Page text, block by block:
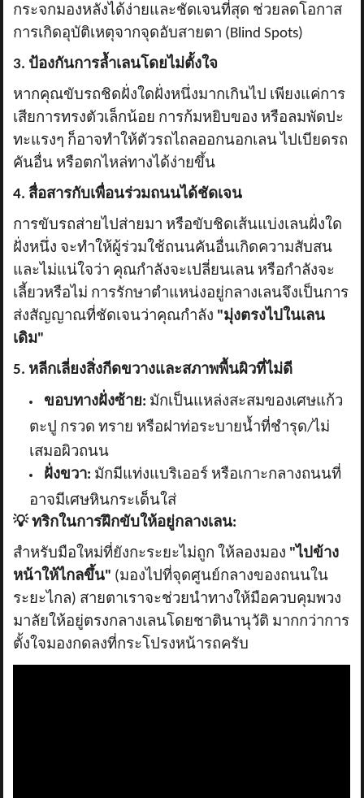
กระจกมองหลังได้ง่ายและชัดเจนที่สุด ช่วยลดโอกาส
การเกิดอุบัติเหตุจากจุดอับสายตา (Blind Spots)
3. ป้องกันการล้ำเลนโดยไม่ตั้งใจ
หากคุณขับรถชิดฝั่งใดฝั่งหนึ่งมากเกินไป เพียงแค่การ
เสียการทรงตัวเล็กน้อย การก้มหยิบของ หรือลมพัดปะ
ทะแรงๆ ก็อาจทำให้ตัวรถไถลออกนอกเลน ไปเบียดรถ
คันอื่น หรือตกไหล่ทางได้ง่ายขึ้น
4. สื่อสารกับเพื่อนร่วมถนนได้ชัดเจน
การขับรถส่ายไปส่ายมา หรือขับชิดเส้นแบ่งเลนฝั่งใด
ฝั่งหนึ่ง จะทำให้ผู้ร่วมใช้ถนนคันอื่นเกิดความสับสน
และไม่แน่ใจว่า คุณกำลังจะเปลี่ยนเลน หรือกำลังจะ
เลี้ยวหรือไม่ การรักษาตำแหน่งอยู่กลางเลนจึงเป็นการ
ส่งสัญญาณที่ชัดเจนว่าคุณกำลัง "มุ่งตรงไปในเลน
เดิม"
5. หลีกเลี่ยงสิ่งกีดขวางและสภาพพื้นผิวที่ไม่ดี
ขอบทางฝั่งซ้าย: มักเป็นแหล่งสะสมของเศษแก้ว
ตะปู กรวด ทราย หรือฝาท่อระบายน้ำที่ชำรุด/ไม่
เสมอผิวถนน
ฝั่งขวา: มักมีแท่งแบริเออร์ หรือเกาะกลางถนนที่
อาจมีเศษหินกระเด็นใส่
💡ทริกในการฝึกขับให้อยู่กลางเลน:
สำหรับมือใหม่ที่ยังกะระยะไม่ถูก ให้ลองมอง "ไปข้าง
หน้าให้ไกลขึ้น" (มองไปที่จุดศูนย์กลางของถนนใน
ระยะไกล) สายตาเราจะช่วยนำทางให้มือควบคุมพวง
มาลัยให้อยู่ตรงกลางเลนโดยชาตินานุวัติ มากกว่าการ
ตั้งใจมองกดลงที่กระโปรงหน้ารถครับ